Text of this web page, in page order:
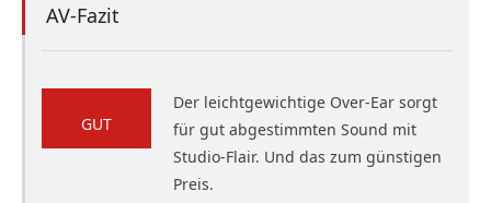
AV-Fazit
GUT
Der leichtgewichtige Over-Ear sorgt
für gut abgestimmten Sound mit
Studio-Flair. Und das zum günstigen
Preis.